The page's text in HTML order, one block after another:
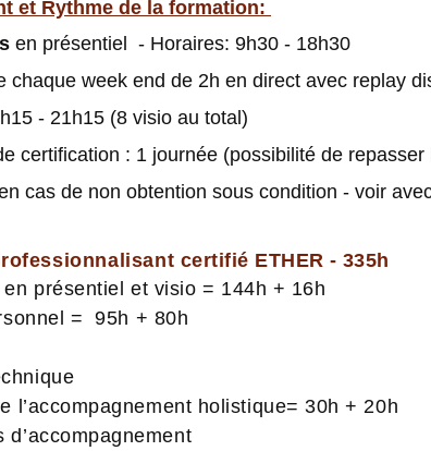
et Rythme de la formation:
en présentiel - Horaires: 9h30 - 18h30
chaque week end de 2h en direct avec replay
- 21h15 (8 visio au total)
certification : 1 journée (possibilité de repasser
cas de non obtention sous condition - voir
certifié ETHER - 335h
présentiel et visio = 144h + 16h
= 95h + 80h
l’accompagnement holistique= 30h + 20h
d’accompagnement